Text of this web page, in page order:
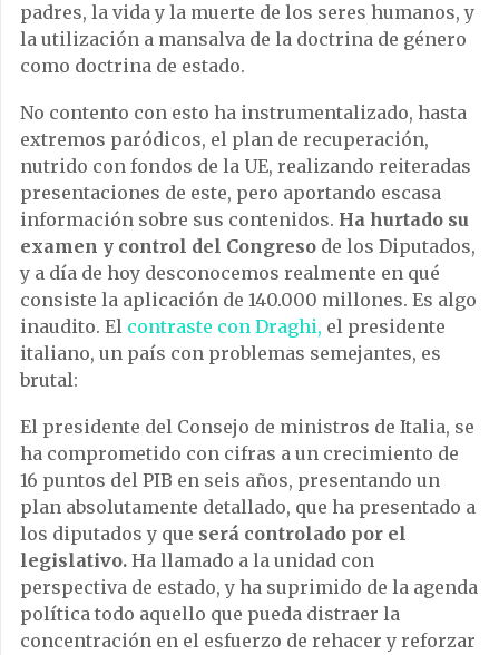
padres, la vida y la muerte de los seres humanos, y
la utilización a mansalva de la doctrina de género
como doctrina de estado.
No contento con esto ha instrumentalizado, hasta
extremos paródicos, el plan de recuperación,
nutrido con fondos de la UE, realizando reiteradas
presentaciones de este, pero aportando escasa
información sobre sus contenidos. Ha hurtado su
examen y control del Congreso de los Diputados,
y a día de hoy desconocemos realmente en qué
consiste la aplicación de 140.000 millones. Es algo
inaudito. El contraste con Draghi, el presidente
italiano, un país con problemas semejantes, es
brutal:
El presidente del Consejo de ministros de Italia, se
ha comprometido con cifras a un crecimiento de
16 puntos del PIB en seis años, presentando un
plan absolutamente detallado, que ha presentado a
los diputados y que será controlado por el
legislativo. Ha llamado a la unidad con
perspectiva de estado, y ha suprimido de la agenda
política todo aquello que pueda distraer la
concentración en el esfuerzo de rehacer y reforzar